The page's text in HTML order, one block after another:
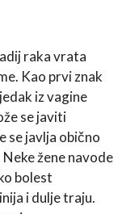
raka vrata
Kao prvi znak
iz vagine
se javiti
se javlja obično
žene navode
bolest
i dulje traju.